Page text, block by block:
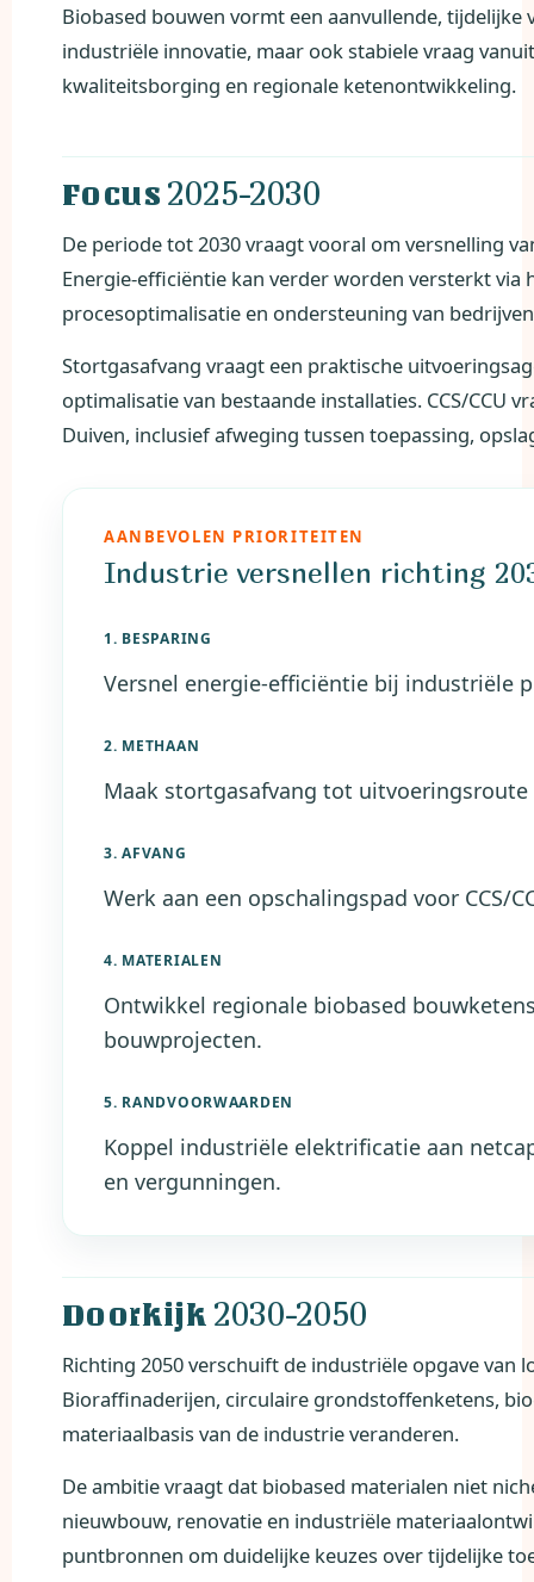
Biobased bouwen vormt een aanvullende,
industriële innovatie, maar ook stabiele vraag
kwaliteitsborging en regionale ketenontwikkeling.
Focus 2025-2030
De periode tot 2030 vraagt vooral om versnelling
Energie-efficiëntie kan verder worden versterkt
procesoptimalisatie en ondersteuning van
Stortgasafvang vraagt een praktische
optimalisatie van bestaande installaties. CCS/CCU
Duiven, inclusief afweging tussen toepassing,
AANBEVOLEN PRIORITEITEN
Industrie versnellen richting
1. BESPARING
Versnel energie-efficiëntie bij industriële
2. METHAAN
Maak stortgasafvang tot
3. AFVANG
Werk aan een opschalingspad voor CCS/
4. MATERIALEN
Ontwikkel regionale biobased
bouwprojecten.
5. RANDVOORWAARDEN
Koppel industriële elektrificatie aan
en vergunningen.
Doorkijk 2030-2050
Richting 2050 verschuift de industriële opgave van
Bioraffinaderijen, circulaire grondstoffenketens,
materiaalbasis van de industrie veranderen.
De ambitie vraagt dat biobased materialen niet
nieuwbouw, renovatie en industriële
puntbronnen om duidelijke keuzes over tijdelijke